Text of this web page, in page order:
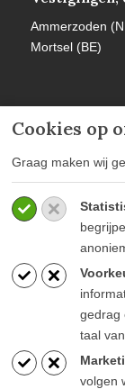
Cookies op
Graag maken wij
gedrag
taal
volgen
Ammerzoden
Mortsel (BE)
Meer
Privacy policy
Algemene
Veelgestelde
Blijf op de